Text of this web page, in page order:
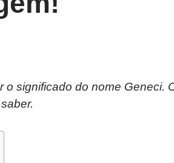
o significado do nome Geneci.